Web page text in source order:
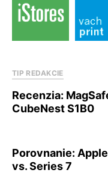
TIP REDAKCIE
Recenzia:
CubeNest S1B0
Porovnanie:
vs. Series 7